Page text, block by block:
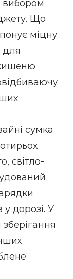
вибором
Що
міцну
для
сумка
світло-
дорозі. У